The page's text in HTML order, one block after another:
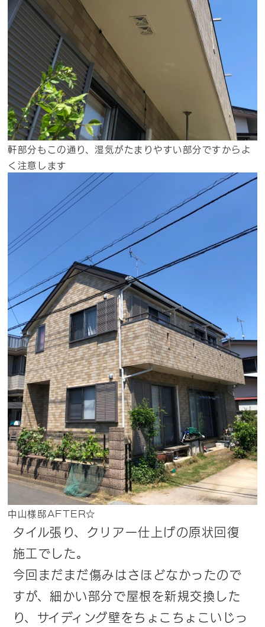
軒部分もこの通り、湿気がたまりやすい部分ですからよ
く注意します
中山様邸AFTER☆
タイル張り、クリアー仕上げの原状回復
施工でした。
今回まだまだ傷みはさほどなかったので
すが、細かい部分で屋根を新規交換した
り、サイディング壁をちょこちょこいじっ